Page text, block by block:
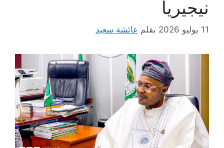
نيجيريا
11 يوليو 2026 بقلم عائشة سعيد